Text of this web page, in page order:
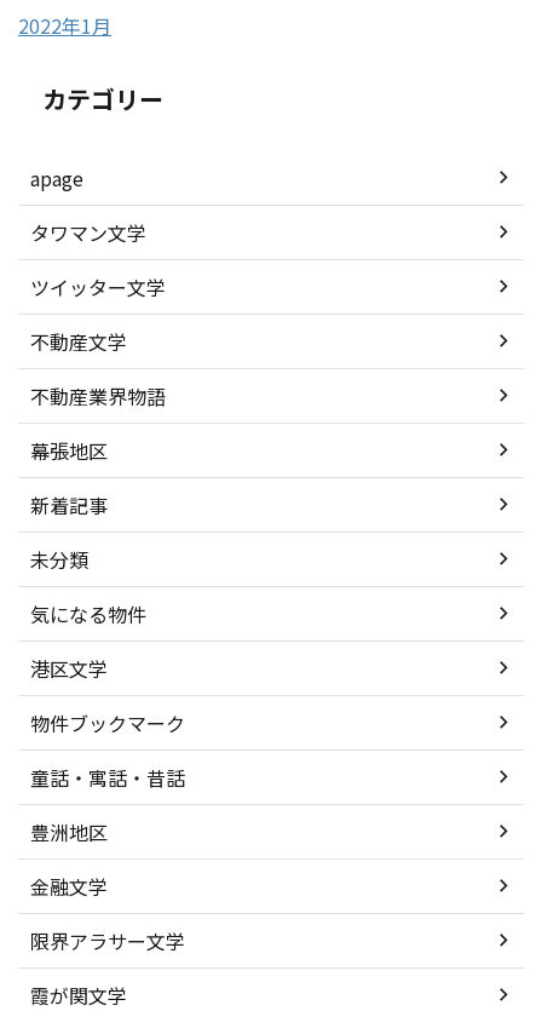
2022年1月
カテゴリー
apage
タワマン文学
ツイッター文学
不動産文学
不動産業界物語
幕張地区
新着記事
未分類
気になる物件
港区文学
物件ブックマーク
童話・寓話・昔話
豊洲地区
金融文学
限界アラサー文学
霞が関文学